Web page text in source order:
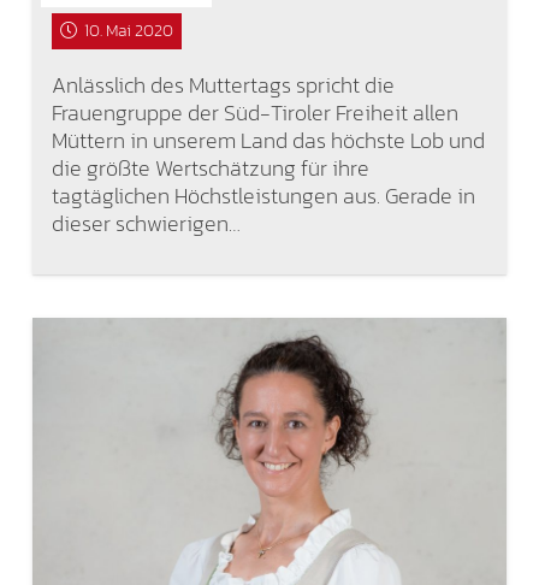
10. Mai 2020
Anlässlich des Muttertags spricht die
Frauengruppe der Süd-Tiroler Freiheit allen
Müttern in unserem Land das höchste Lob und
die größte Wertschätzung für ihre
tagtäglichen Höchstleistungen aus. Gerade in
dieser schwierigen…